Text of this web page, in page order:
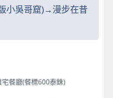
小吳哥窟)→漫步在昔
餐廳(餐標600泰銖)